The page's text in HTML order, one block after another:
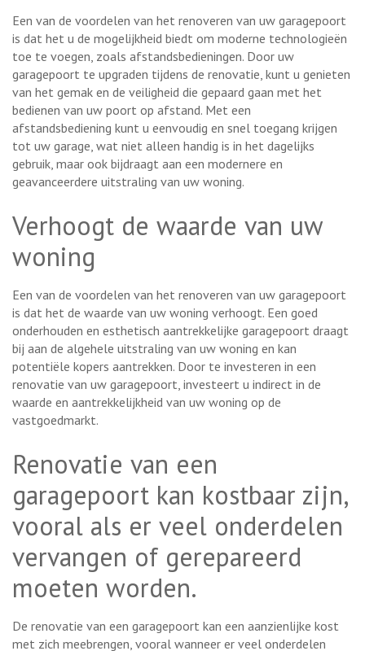
Een van de voordelen van het renoveren van uw garagepoort
is dat het u de mogelijkheid biedt om moderne technologieën
toe te voegen, zoals afstandsbedieningen. Door uw
garagepoort te upgraden tijdens de renovatie, kunt u genieten
van het gemak en de veiligheid die gepaard gaan met het
bedienen van uw poort op afstand. Met een
afstandsbediening kunt u eenvoudig en snel toegang krijgen
tot uw garage, wat niet alleen handig is in het dagelijks
gebruik, maar ook bijdraagt aan een modernere en
geavanceerdere uitstraling van uw woning.
Verhoogt de waarde van uw
woning
Een van de voordelen van het renoveren van uw garagepoort
is dat het de waarde van uw woning verhoogt. Een goed
onderhouden en esthetisch aantrekkelijke garagepoort draagt
bij aan de algehele uitstraling van uw woning en kan
potentiële kopers aantrekken. Door te investeren in een
renovatie van uw garagepoort, investeert u indirect in de
waarde en aantrekkelijkheid van uw woning op de
vastgoedmarkt.
Renovatie van een
garagepoort kan kostbaar zijn,
vooral als er veel onderdelen
vervangen of gerepareerd
moeten worden.
De renovatie van een garagepoort kan een aanzienlijke kost
met zich meebrengen, vooral wanneer er veel onderdelen